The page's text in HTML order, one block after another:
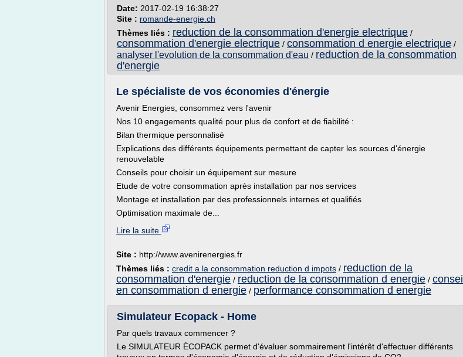
Date: 2017-02-19 16:38:27
Site : romande-energie.ch
Thèmes liés : reduction de la consommation d'energie electrique /
consommation d'energie electrique / consommation d energie electrique /
analyser l'evolution de la consommation d'eau / reduction de la consommation
d'energie
Le spécialiste de vos économies d'énergie
Avenir Energies, consommez vers l'avenir
Nos 10 engagements qualité pour plus de confort et de fiabilité :
Bilan thermique personnalisé
Explications des différents équipements permettant de capter les sources d'énergie
renouvelable
Conseils pour choisir un équipement sur mesure
Etude de votre consommation après installation par nos services
Montage et installation par des professionnels internes et qualifiés
Optimisation maximale de...
Lire la suite
Site : http://www.avenirenergies.fr
Thèmes liés : credit a la consommation reduction d impots / reduction de la
consommation d'energie / reduction de la consommation d energie / conseil
en consommation d energie / performance consommation d energie
Simulateur Ecopack - Home
Par quels travaux commencer ?
Le SIMULATEUR ÉCOPACK permet d'évaluer sommairement l'intérêt d'effectuer différents